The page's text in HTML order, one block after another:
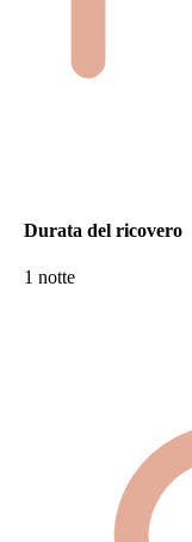
Durata del ricovero
1 notte